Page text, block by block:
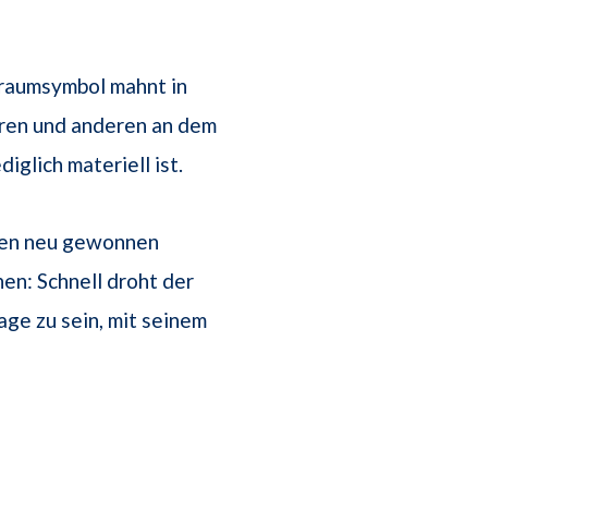
mahnt in
und anderen an dem
materiell ist.
neu gewonnen
Schnell droht der
zu sein, mit seinem